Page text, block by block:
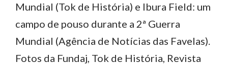
Mundial (Tok de História) e Ibura Field: um
campo de pouso durante a 2ª Guerra
Mundial (Agência de Notícias das Favelas).
Fotos da Fundaj, Tok de História, Revista